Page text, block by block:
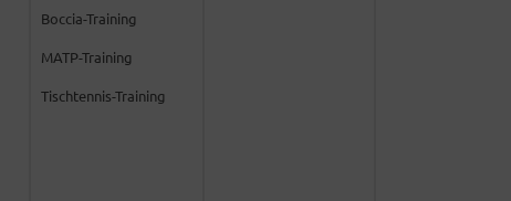
Boccia-Training
MATP-Training
Tischtennis-Training